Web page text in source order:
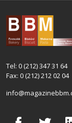
Tel: 0 (212) 347 31 64
Fax: 0 (212) 212 02 04